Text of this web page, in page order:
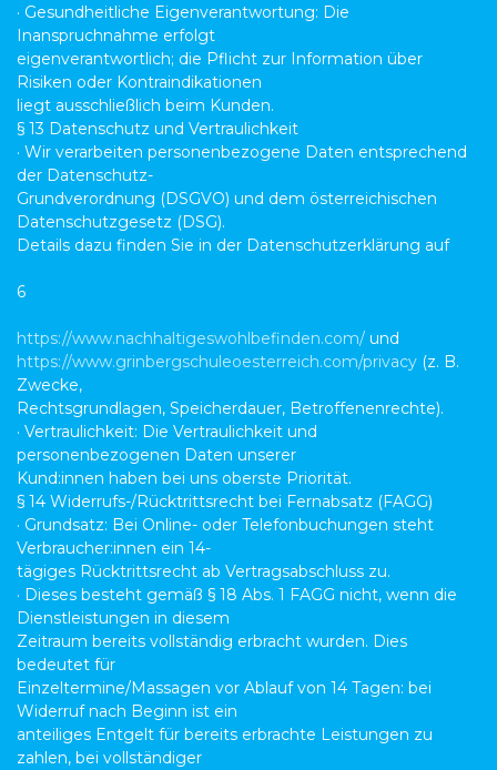
· Gesundheitliche Eigenverantwortung: Die
Inanspruchnahme erfolgt
eigenverantwortlich; die Pflicht zur Information über
Risiken oder Kontraindikationen
liegt ausschließlich beim Kunden.
§ 13 Datenschutz und Vertraulichkeit
· Wir verarbeiten personenbezogene Daten entsprechend
der Datenschutz-
Grundverordnung (DSGVO) und dem österreichischen
Datenschutzgesetz (DSG).
Details dazu finden Sie in der Datenschutzerklärung auf
6
https://www.nachhaltigeswohlbefinden.com/ und
https://www.grinbergschuleoesterreich.com/privacy (z. B.
Zwecke,
Rechtsgrundlagen, Speicherdauer, Betroffenenrechte).
· Vertraulichkeit: Die Vertraulichkeit und
personenbezogenen Daten unserer
Kund:innen haben bei uns oberste Priorität.
§ 14 Widerrufs-/Rücktrittsrecht bei Fernabsatz (FAGG)
· Grundsatz: Bei Online- oder Telefonbuchungen steht
Verbraucher:innen ein 14-
tägiges Rücktrittsrecht ab Vertragsabschluss zu.
· Dieses besteht gemäß § 18 Abs. 1 FAGG nicht, wenn die
Dienstleistungen in diesem
Zeitraum bereits vollständig erbracht wurden. Dies
bedeutet für
Einzeltermine/Massagen vor Ablauf von 14 Tagen: bei
Widerruf nach Beginn ist ein
anteiliges Entgelt für bereits erbrachte Leistungen zu
zahlen, bei vollständiger